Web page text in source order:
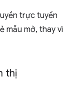
trực tuyến
mẫu mở, thay vì
thị